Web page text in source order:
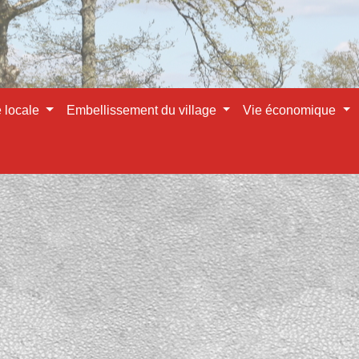
locale Embellissement du village Vie économique